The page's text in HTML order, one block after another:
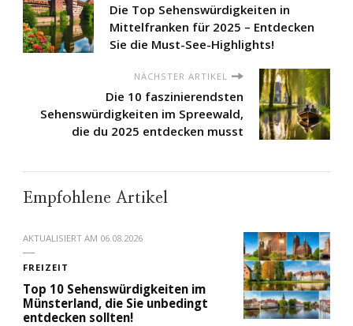
Die Top Sehenswürdigkeiten in
Mittelfranken für 2025 – Entdecken
Sie die Must-See-Highlights!
NÄCHSTER ARTIKEL
Die 10 faszinierendsten
Sehenswürdigkeiten im Spreewald,
die du 2025 entdecken musst
Empfohlene Artikel
AKTUALISIERT AM 06.08.2026
FREIZEIT
Top 10 Sehenswürdigkeiten im
Münsterland, die Sie unbedingt
entdecken sollten!